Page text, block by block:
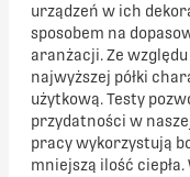
urządzeń w ich
sposobem na
aranżacji. Ze
najwyższej półki
użytkową. Testy
przydatności w
pracy wykorzystują
mniejszą ilość